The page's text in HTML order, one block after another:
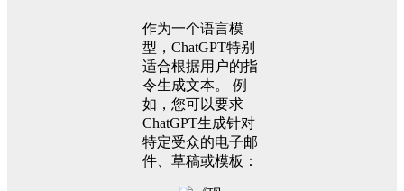
作为一个语言模
型，ChatGPT特别
适合根据用户的指
令生成文本。 例
如，您可以要求
ChatGPT生成针对
特定受众的电子邮
件、草稿或模板：